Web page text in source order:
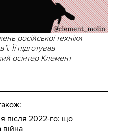
російської техніки
Її підготував
осінтер Клемент
після 2022-го: що
війна